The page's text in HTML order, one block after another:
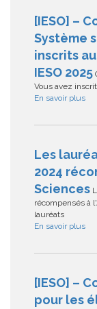
[IESO] –
Système
inscrits
IESO 2025
Vous avez
En savoir plus
Les
2024
Sciences
récompensés à
lauréats
En savoir plus
[IESO] –
pour les